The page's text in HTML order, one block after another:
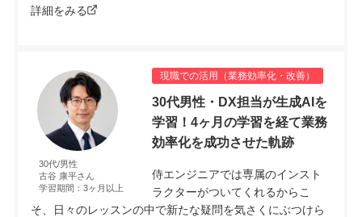
詳細をみる
現職での活用（業務効率化・改善）
30代/男性
古谷 康平さん
学習期間：3ヶ月以上
30代男性・DX担当が生成AIを
学習！4ヶ月の学習を経て業務
効率化を成功させた軌跡
侍エンジニアでは専属のインスト
ラクターがついてくれるからこ
そ、日々のレッスンの中で新たな疑問を気さくにぶつけら